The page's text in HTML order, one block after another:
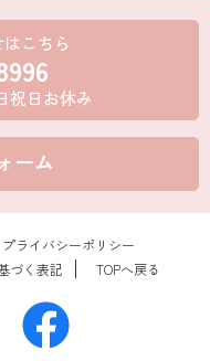
こちら
祝日お休み
ーム
プライバシーポリシー
づく表記 TOPへ戻る